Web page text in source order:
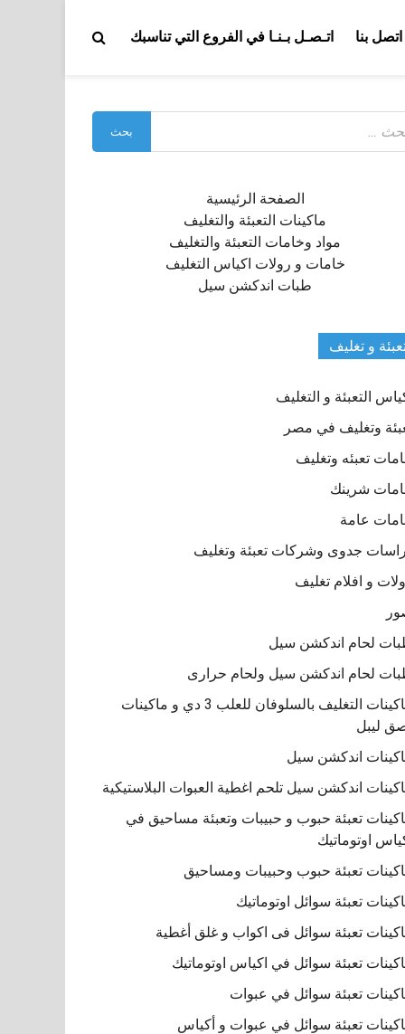
اتصل بنا اتـصـل بـنـا في الفروع التي تناسبك
الصفحة الرئيسية
ماكينات التعبئة والتغليف
مواد وخامات التعبئة والتغليف
خامات و رولات اكياس التغليف
طبات اندكشن سيل
و تغليف
التعبئة و التغليف
وتغليف في مصر
تعبئه وتغليف
شرينك
عامة
جدوى وشركات تعبئة وتغليف
و افلام تغليف
لحام اندكشن سيل
لحام اندكشن سيل ولحام حرارى
ماكينات التغليف بالسلوفان للعلب 3 دي و ماكينات
ليبل
اندكشن سيل
اندكشن سيل تلحم اغطية العبوات البلاستيكية
تعبئة حبوب و حبيبات وتعبئة مساحيق في
اوتوماتيك
تعبئة حبوب وحبيبات ومساحيق
تعبئة سوائل اوتوماتيك
تعبئة سوائل فى اكواب و غلق أغطية
تعبئة سوائل في اكياس اوتوماتيك
تعبئة سوائل في عبوات
تعبئة سوائل في عبوات و أكياس